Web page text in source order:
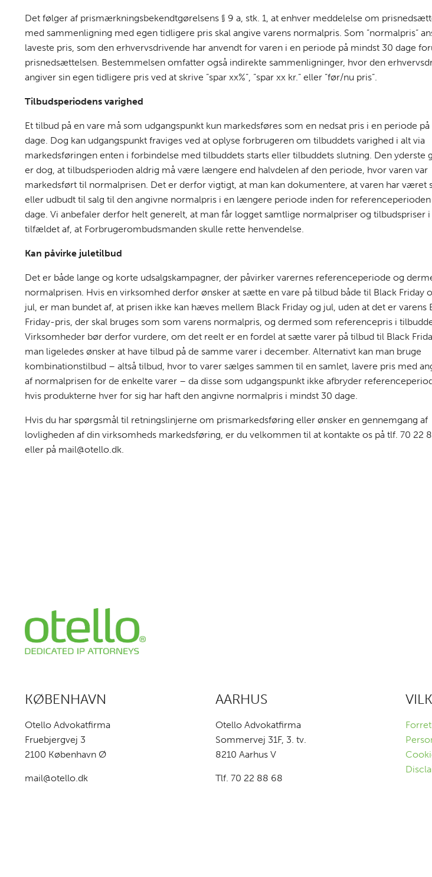
Det følger af prismærkningsbekendtgørelsens § 9 a, stk. 1, at enhver meddelelse om
med sammenligning med egen tidligere pris skal angive varens normalpris. Som ”normalpris”
laveste pris, som den erhvervsdrivende har anvendt for varen i en periode på mindst 30 dage
prisnedsættelsen. Bestemmelsen omfatter også indirekte sammenligninger, hvor den
angiver sin egen tidligere pris ved at skrive ”spar xx%”, ”spar xx kr.” eller ”før/nu pris”.
Tilbudsperiodens varighed
Et tilbud på en vare må som udgangspunkt kun markedsføres som en nedsat pris i en periode på
dage. Dog kan udgangspunkt fraviges ved at oplyse forbrugeren om tilbuddets varighed i alt via
markedsføringen enten i forbindelse med tilbuddets starts eller tilbuddets slutning. Den yderste
er dog, at tilbudsperioden aldrig må være længere end halvdelen af den periode, hvor varen var
markedsført til normalprisen. Det er derfor vigtigt, at man kan dokumentere, at varen har været
eller udbudt til salg til den angivne normalpris i en længere periode inden for referenceperioden
dage. Vi anbefaler derfor helt generelt, at man får logget samtlige normalpriser og tilbudspriser i
tilfældet af, at Forbrugerombudsmanden skulle rette henvendelse.
Kan påvirke juletilbud
Det er både lange og korte udsalgskampagner, der påvirker varernes referenceperiode og
normalprisen. Hvis en virksomhed derfor ønsker at sætte en vare på tilbud både til Black Friday
jul, er man bundet af, at prisen ikke kan hæves mellem Black Friday og jul, uden at det er varens
Friday-pris, der skal bruges som som varens normalpris, og dermed som referencepris i
Virksomheder bør derfor vurdere, om det reelt er en fordel at sætte varer på tilbud til Black
man ligeledes ønsker at have tilbud på de samme varer i december. Alternativt kan man bruge
kombinationstilbud – altså tilbud, hvor to varer sælges sammen til en samlet, lavere pris med
af normalprisen for de enkelte varer – da disse som udgangspunkt ikke afbryder
hvis produkterne hver for sig har haft den angivne normalpris i mindst 30 dage.
Hvis du har spørgsmål til retningslinjerne om prismarkedsføring eller ønsker en gennemgang af
lovligheden af din virksomheds markedsføring, er du velkommen til at kontakte os på tlf. 70 22
eller på mail@otello.dk.
KØBENHAVN
Otello Advokatfirma
Fruebjergvej 3
2100 København Ø
mail@otello.dk
AARHUS
Otello Advokatfirma
Sommervej 31F, 3. tv.
8210 Aarhus V
Tlf. 70 22 88 68